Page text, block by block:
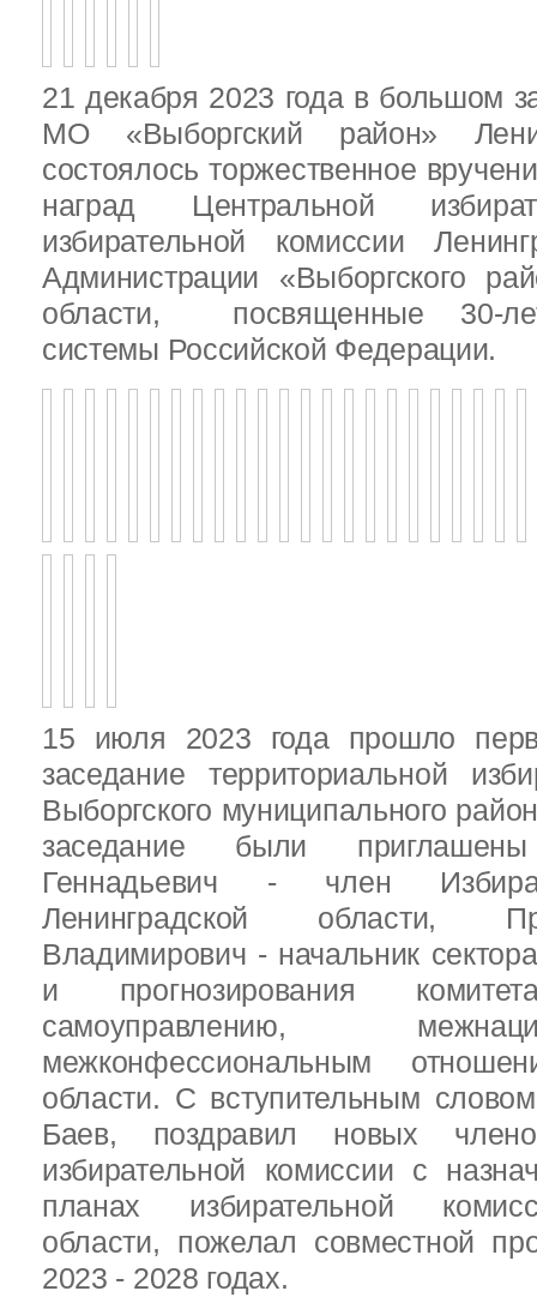
21 декабря 2023 года в большом
МО «Выборгский район»
состоялось торжественное
наград Центральной
избирательной комиссии
Администрации «Выборгского
области, посвященные 30-
системы Российской Федерации.
15 июля 2023 года прошло
заседание территориальной
Выборгского муниципального
заседание были
Геннадьевич - член
Ленинградской области,
Владимирович - начальник
и прогнозирования
самоуправлению,
межконфессиональным
области. С вступительным
Баев, поздравил новых
избирательной комиссии с
планах избирательной
области, пожелал совместной
2023 - 2028 годах.